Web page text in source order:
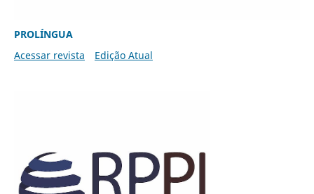
PROLÍNGUA
Acessar revista
Edição Atual